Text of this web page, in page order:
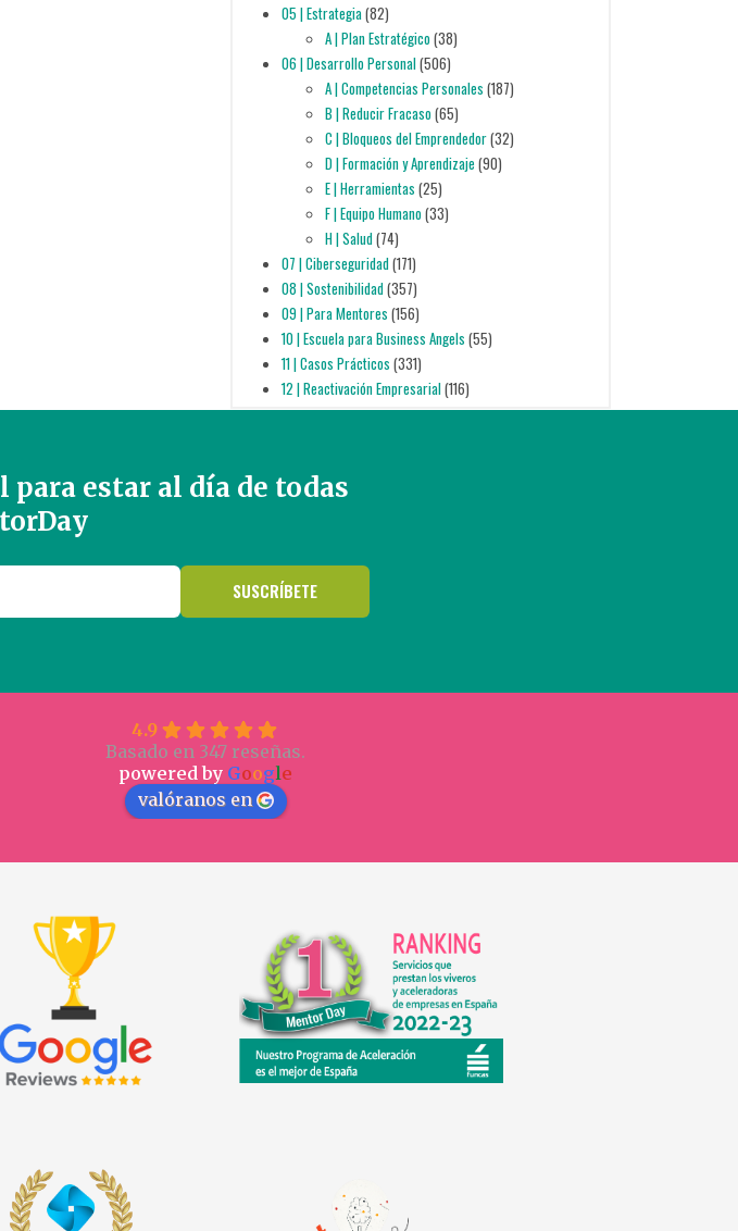
05 | Estrategia(82)
A | Plan Estratégico(38)
06 | Desarrollo Personal(506)
A | Competencias Personales (187)
B | Reducir Fracaso(65)
C | Bloqueos del Emprendedor(32)
D | Formación y Aprendizaje (90)
E | Herramientas (25)
F | Equipo Humano(33)
H | Salud(74)
07 | Ciberseguridad(171)
08 | Sostenibilidad(357)
09 | Para Mentores (156)
10 | Escuela para Business Angels (55)
11 | Casos Prácticos (331)
12 | Reactivación Empresarial(116)
estar al día de todas
4.9
Basado en 347 reseñas.
powered by Google
valóranos en